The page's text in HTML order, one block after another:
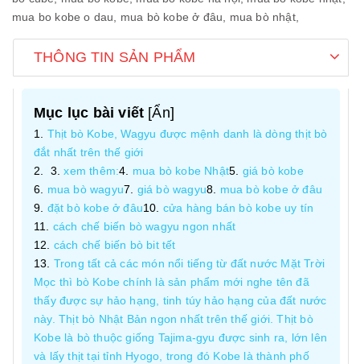
mua bo kobe o dau, mua bò kobe ở đâu, mua bò nhật,
THÔNG TIN SẢN PHẨM
Mục lục bài viết [Ẩn]
Thịt bò Kobe, Wagyu được mệnh danh là dòng thịt bò
đắt nhất trên thế giới
xem thêm:
mua bò kobe Nhật
giá bò kobe
mua bò wagyu
giá bò wagyu
mua bò kobe ở đâu
đặt bò kobe ở đâu
cửa hàng bán bò kobe uy tín
cách chế biến bò wagyu ngon nhất
cách chế biến bò bit tết
Trong tất cả các món nổi tiếng từ đất nước Mặt Trời
Mọc thì bò Kobe chính là sản phẩm mới nghe tên đã
thấy được sự hảo hạng, tinh túy hảo hạng của đất nước
này. Thịt bò Nhật Bản ngon nhất trên thế giới. Thịt bò
Kobe là bò thuộc giống Tajima-gyu được sinh ra, lớn lên
và lấy thịt tại tỉnh Hyogo, trong đó Kobe là thành phố